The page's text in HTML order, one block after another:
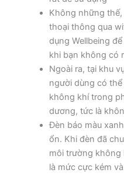
Không những
thoại thông qua
dụng Wellbeing
khi bạn không có
Ngoài ra, tại khu
người dùng có
không khí trong
dương, tức là
Đèn báo màu
ổn. Khi đèn đã
môi trường không
là mức cực kém